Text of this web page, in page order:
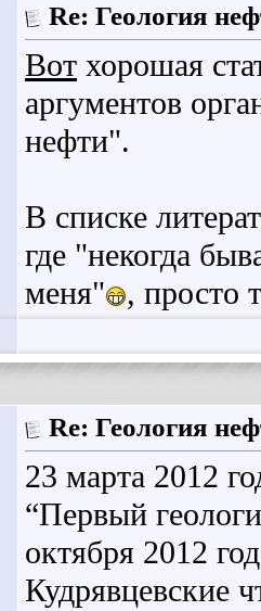
Re: Геология
Вот хорошая
аргументов
нефти".
В списке
где "некогда
меня"
, просто
Re: Геология
23 марта 2012
“Первый
октября 2012
Кудрявцевские